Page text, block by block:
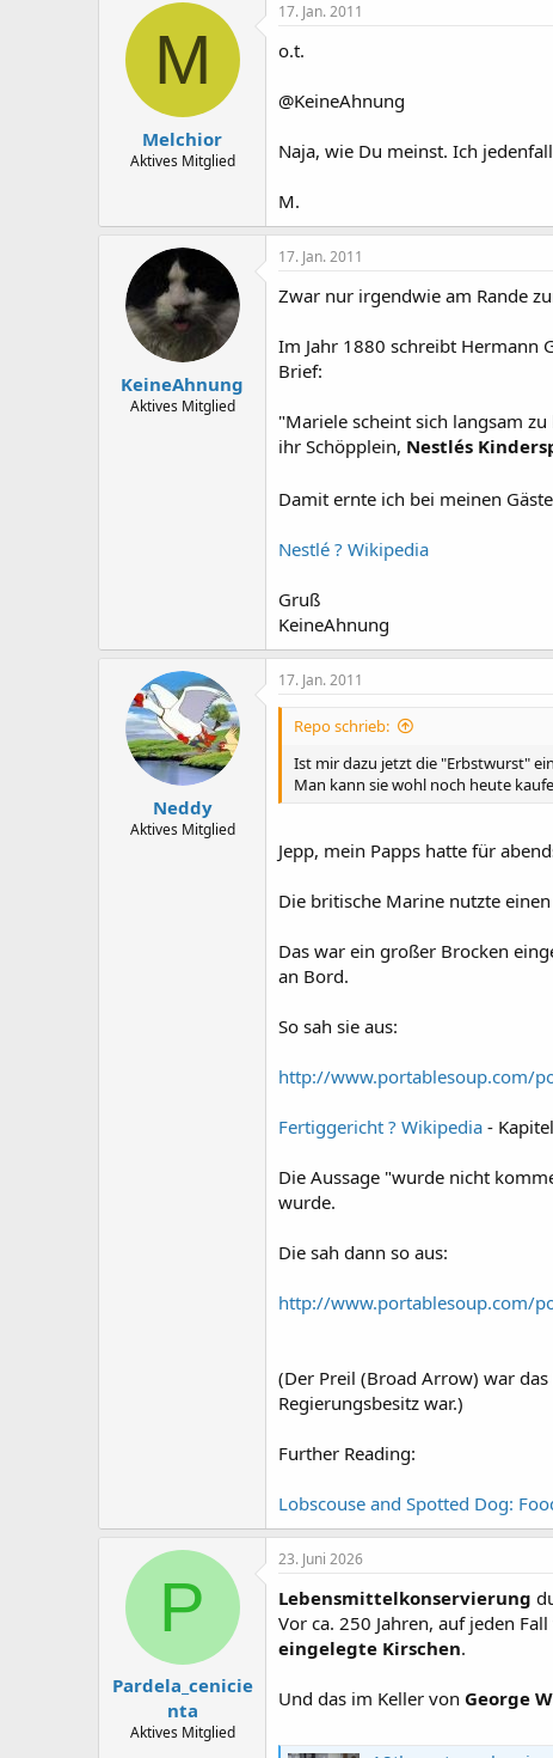
M
Melchior
Aktives Mitglied
17. Jan. 2011
o.t.
@KeineAhnung
Naja, wie Du meinst. Ich
M.
KeineAhnung
Aktives Mitglied
17. Jan. 2011
Zwar nur irgendwie am Rande
Im Jahr 1880 schreibt Hermann
Brief:
"Mariele scheint sich langsam
ihr Schöpplein, Nestlés
Damit ernte ich bei meinen
Nestlé ? Wikipedia
Gruß
KeineAhnung
Neddy
Aktives Mitglied
17. Jan. 2011
Repo schrieb:
Ist mir dazu jetzt die "Erbstwurst"
Man kann sie wohl noch heute
Jepp, mein Papps hatte für
Die britische Marine nutzte
Das war ein großer Brocken
an Bord.
So sah sie aus:
http://www.portablesoup.com/
Fertiggericht ? Wikipedia -
Die Aussage "wurde nicht
wurde.
Die sah dann so aus:
http://www.portablesoup.com/
(Der Preil (Broad Arrow) war
Regierungsbesitz war.)
Further Reading:
Lobscouse and Spotted Dog:
P
Pardela_cenicie
nta
Aktives Mitglied
23. Juni 2026
Lebensmittelkonservierung
Vor ca. 250 Jahren, auf jeden
eingelegte Kirschen.
Und das im Keller von George